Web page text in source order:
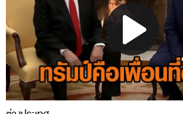
Play
Video